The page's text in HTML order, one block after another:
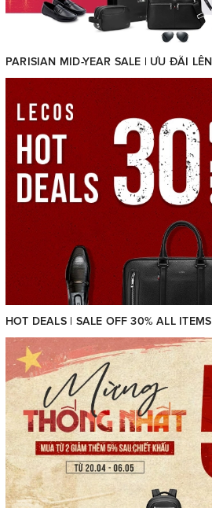
HOT DEALS | SALE OFF 30% ALL ITEMS